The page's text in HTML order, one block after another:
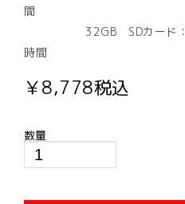
間
32GB SDカード：静
時間
￥8,778税込
数量